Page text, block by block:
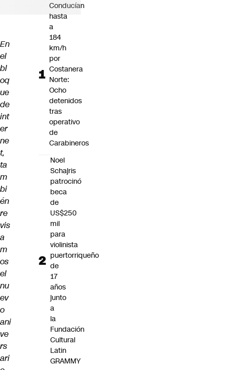
En
el
bl
oq
ue
de
int
er
ne
t,
ta
m
bi
én
re
vis
a
m
os
el
nu
ev
o
ani
ve
rs
ari
Conducían
hasta
a
184
km/h
por
Costanera
Norte:
Ocho
detenidos
tras
operativo
de
Carabineros
Noel
Schajris
patrocinó
beca
de
US$250
mil
para
violinista
puertorriqueño
de
17
años
junto
a
la
Fundación
Cultural
Latin
GRAMMY